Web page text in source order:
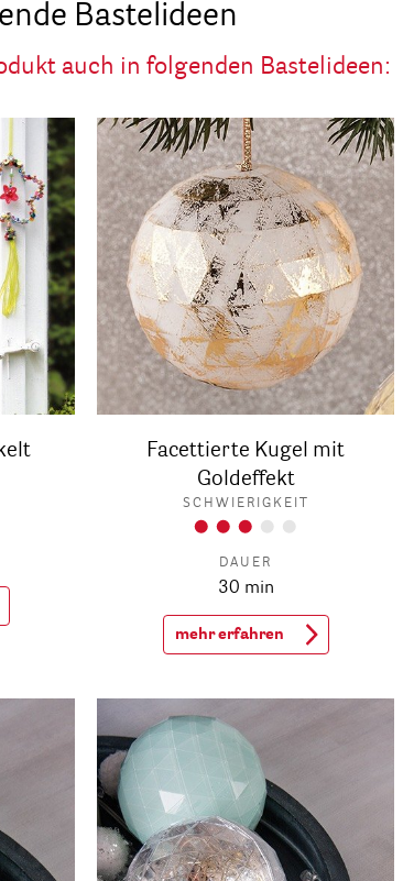
Bastelideen
auch in folgenden Bastelideen:
Facettierte Kugel mit
Goldeffekt
SCHWIERIGKEIT
DAUER
30 min
mehr erfahren